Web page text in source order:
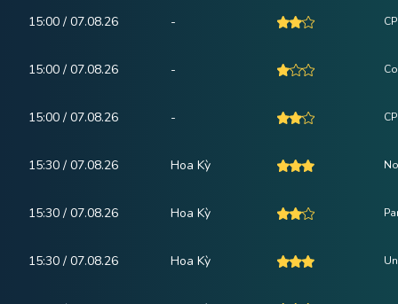
15:00 / 07.08.26 -
15:00 / 07.08.26 -
15:00 / 07.08.26 -
15:30 / 07.08.26 Hoa Kỳ
15:30 / 07.08.26 Hoa Kỳ
15:30 / 07.08.26 Hoa Kỳ